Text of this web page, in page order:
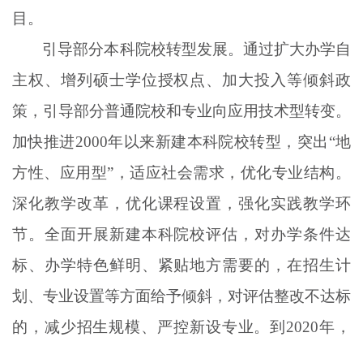
目。
引导部分本科院校转型发展。通过扩大办学自
主权、增列硕士学位授权点、加大投入等倾斜政
策，引导部分普通院校和专业向应用技术型转变。
加快推进2000年以来新建本科院校转型，突出“地
方性、应用型”，适应社会需求，优化专业结构。
深化教学改革，优化课程设置，强化实践教学环
节。全面开展新建本科院校评估，对办学条件达
标、办学特色鲜明、紧贴地方需要的，在招生计
划、专业设置等方面给予倾斜，对评估整改不达标
的，减少招生规模、严控新设专业。到2020年，